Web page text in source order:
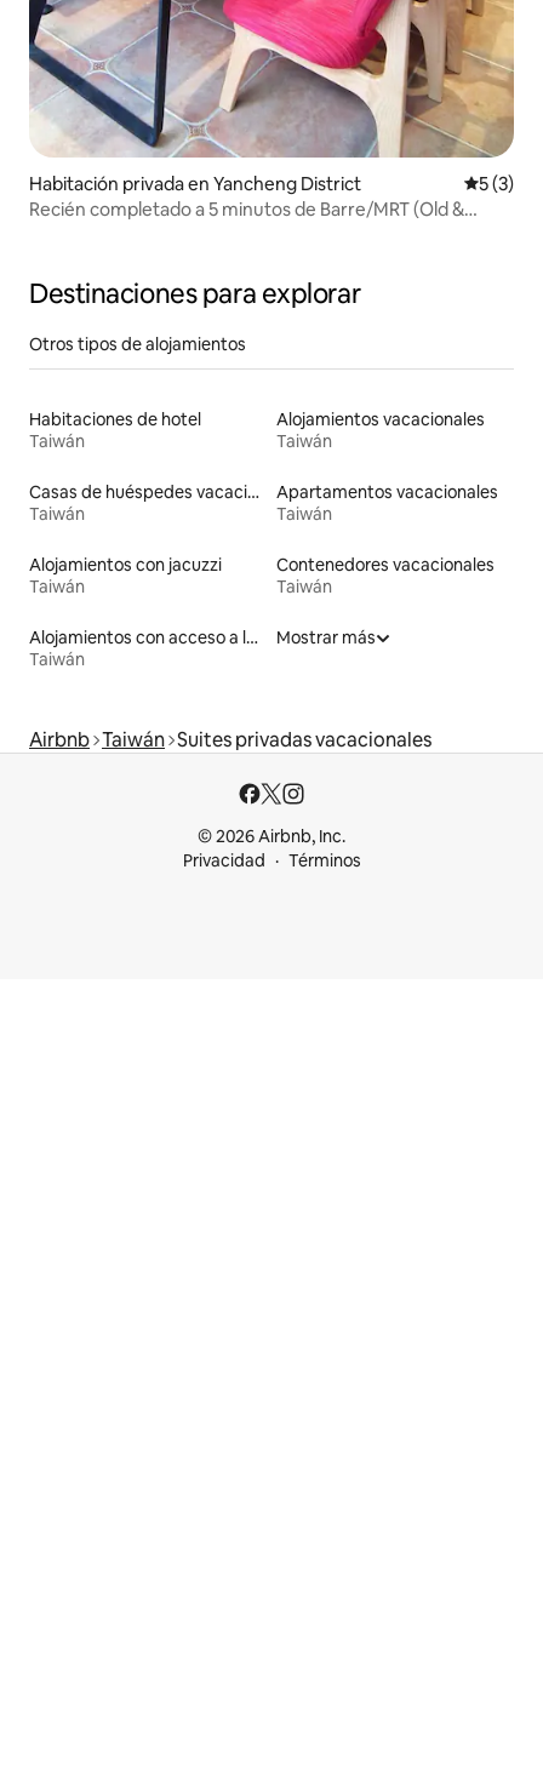
Habitación privada en Yancheng District
5 (3)
Recién completado a 5 minutos de Barre/MRT (Old &
Destinaciones para explorar
Otros tipos de alojamientos
Habitaciones de hotel
Taiwán
Alojamientos vacacionales
Taiwán
Casas de huéspedes vacacionales
Taiwán
Apartamentos vacacionales
Taiwán
Alojamientos con jacuzzi
Taiwán
Contenedores vacacionales
Taiwán
Alojamientos con acceso a la playa
Taiwán
Mostrar más
Airbnb Taiwán Suites privadas vacacionales
© 2026 Airbnb, Inc.
Privacidad
Términos